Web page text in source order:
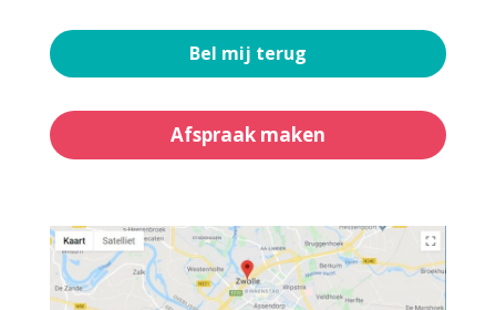
Bel mij terug
Afspraak maken